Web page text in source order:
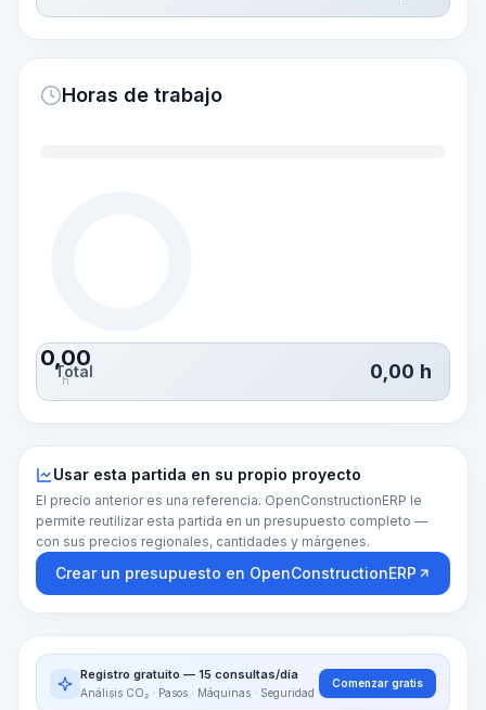
Horas de trabajo
0,00
h
Total 0,00 h
Usar esta partida en su propio proyecto
El precio anterior es una referencia. OpenConstructionERP le
permite reutilizar esta partida en un presupuesto completo —
con sus precios regionales, cantidades y márgenes.
Crear un presupuesto en OpenConstructionERP
Registro gratuito — 15 consultas/día
Análisis CO₂ · Pasos · Máquinas · Seguridad
Comenzar gratis